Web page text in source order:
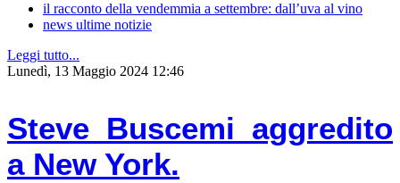
il racconto della vendemmia a settembre: dall’uva al vino
news ultime notizie
Leggi tutto...
Lunedì, 13 Maggio 2024 12:46
Steve Buscemi aggredito
a New York.